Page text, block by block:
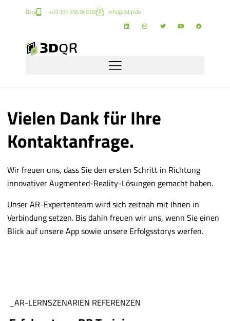
Blog +49 391 556 848 80 info@3dqr.de
Vielen Dank für Ihre
Kontaktanfrage.
Wir freuen uns, dass Sie den ersten Schritt in Richtung
innovativer Augmented-Reality-Lösungen gemacht haben.
Unser AR-Expertenteam wird sich zeitnah mit Ihnen in
Verbindung setzen. Bis dahin freuen wir uns, wenn Sie einen
Blick auf unsere App sowie unsere Erfolgsstorys werfen.
_AR-LERNSZENARIEN REFERENZEN